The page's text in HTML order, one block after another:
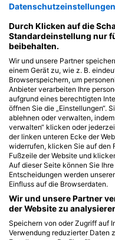
J F M A M J J A S O N D
Dive Center, die
anbieten
COCO DIVING
Hotel Caminos del mar, Cayo
Guillermo, Kuba
Tauchplätze in der
Datenschutzeinstellungen
Durch Klicken auf die
Standardeinstellung nur
beibehalten.
Wir und unsere Partner
einem Gerät zu, wie z. B.
Browserspeichern, um
Anbieter verarbeiten Ihre
aufgrund eines berechtigten
öffnen Sie die „Einstellungen“.
ablehnen oder verwalten,
verwalten“ klicken oder
der linken unteren Ecke der
widerrufen, klicken Sie auf den
Fußzeile der Website und
Auf dieser Seite können Sie
Entscheidungen werden
Einfluss auf die Browserdaten.
Wir und unsere Partner
der Website zu
Speichern von oder Zugriff auf
Verwendung reduzierter Daten